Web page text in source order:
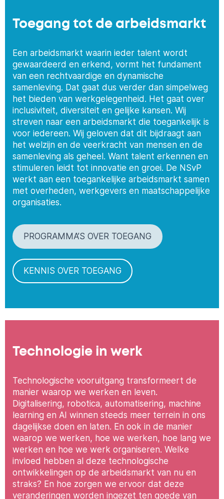
Toegang tot de arbeidsmarkt
Een arbeidsmarkt waarin ieder talent wordt
gewaardeerd en erkend, vormt het fundament
van een rechtvaardige en dynamische
samenleving. Dat gaat dus verder dan simpelweg
het bieden van werkgelegenheid. Het gaat over
inclusiviteit, diversiteit en gelijke kansen. Wij
streven naar een arbeidsmarkt die toegankelijk is
voor iedereen. Wij geloven dat dit bijdraagt aan
het welzijn en de veerkracht van mensen en de
samenleving als geheel. Want talent erkennen en
stimuleren leidt tot innovatie en groei. De NSvP
werkt aan een toegankelijke arbeidsmarkt samen
met overheden, werkgevers en maatschappelijke
organisaties.
PROGRAMMA’S OVER TOEGANG
KENNIS OVER TOEGANG
Technologie in werk
Technologische vooruitgang transformeert de
manier waarop we werken en leven.
Digitalisering, robotica, automatisering, machine
learning en AI winnen steeds meer terrein in ons
dagelijkse doen en laten. En ook in de manier
waarop we werken, hoe we werken, hoe lang we
werken en hoe we werk organiseren. Welke
invloed hebben al deze technologische
ontwikkelingen op de arbeidsmarkt van nu en
straks? En hoe zorgen we ervoor dat deze
veranderingen worden ingezet ten goede van